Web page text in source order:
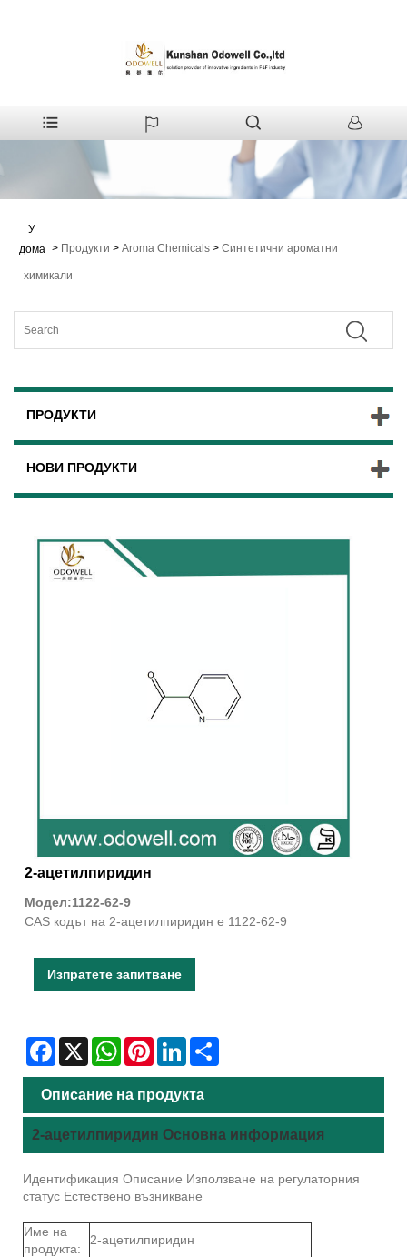
У
дома > Продукти > Aroma Chemicals > Синтетични ароматни
химикали
ПРОДУКТИ
НОВИ ПРОДУКТИ
2-ацетилпиридин
Модел:1122-62-9
CAS кодът на 2-ацетилпиридин е 1122-62-9
Изпратете запитване
Facebook
X WhatsAppPinterestLinkedIn
Описание на продукта
2-ацетилпиридин Основна информация
Идентификация Описание Използване на регулаторния
статус Естествено възникване
Име на
продукта:
2-ацетилпиридин